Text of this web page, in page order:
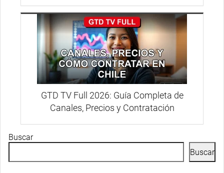
GTD TV Full 2026: Guía Completa de
Canales, Precios y Contratación
Buscar
Buscar